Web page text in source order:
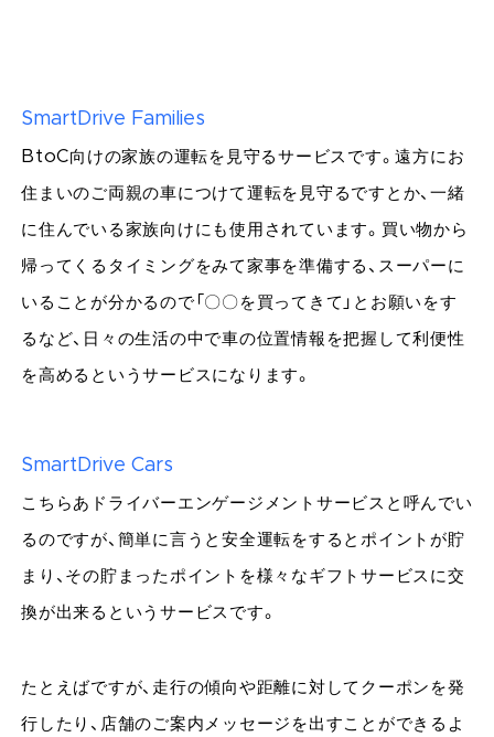
SmartDrive Families
BtoC向けの家族の運転を見守るサービスです。遠方にお
住まいのご両親の車につけて運転を見守るですとか、一緒
に住んでいる家族向けにも使用されています。買い物から
帰ってくるタイミングをみて家事を準備する、スーパーに
いることが分かるので「〇〇を買ってきて」とお願いをす
るなど、日々の生活の中で車の位置情報を把握して利便性
を高めるというサービスになります。
SmartDrive Cars
こちらあドライバーエンゲージメントサービスと呼んでい
るのですが、簡単に言うと安全運転をするとポイントが貯
まり、その貯まったポイントを様々なギフトサービスに交
換が出来るというサービスです。
たとえばですが、走行の傾向や距離に対してクーポンを発
行したり、店舗のご案内メッセージを出すことができるよ